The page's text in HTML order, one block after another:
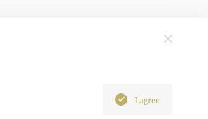
I agree